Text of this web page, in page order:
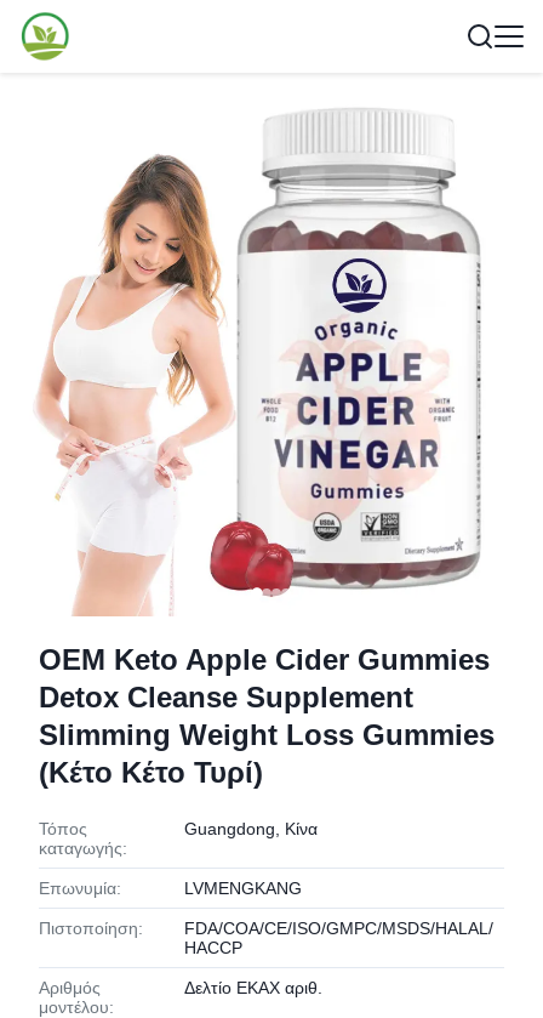
OEM Keto Apple Cider Gummies
Detox Cleanse Supplement
Slimming Weight Loss Gummies
(Κέτο Κέτο Τυρί)
Τόπος
καταγωγής:
Guangdong, Κίνα
Επωνυμία: LVMENGKANG
Πιστοποίηση:
FDA/COA/CE/ISO/GMPC/MSDS/HALAL/
HACCP
Αριθμός
μοντέλου:
Δελτίο ΕΚΑΧ αριθ.